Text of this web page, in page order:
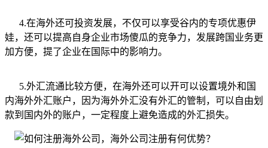
4.在海外还可投资发展，不仅可以享受谷内的专项优惠伊
娃，还可以提高自身企业市场傻瓜的竞争力，发展跨国业务更
加方便，提了企业在国际中的影响力。
5.外汇流通比较方便，在海外还可以开可以设置境外和国
内海外外汇账户，因为海外外汇没有外汇的管制，可以自由划
款到国内外的账户，一定程度上避免造成的外汇损失。